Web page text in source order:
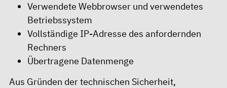
Verwendete Webbrowser und verwendetes
Betriebssystem
Vollständige IP-Adresse des anfordernden
Rechners
Übertragene Datenmenge
Aus Gründen der technischen Sicherheit,